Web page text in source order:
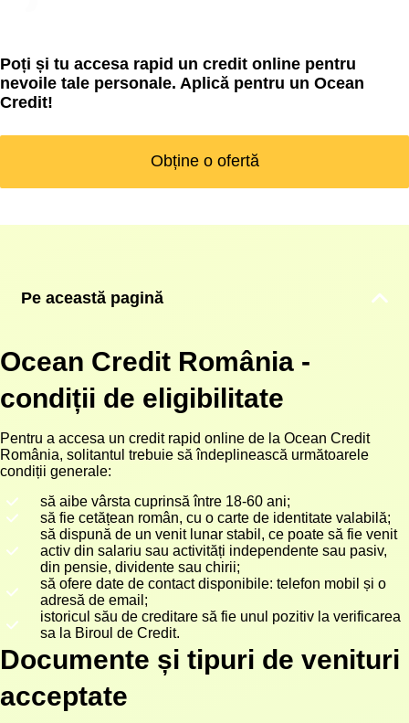
Poți și tu accesa rapid un credit online pentru
nevoile tale personale. Aplică pentru un Ocean
Credit!
Obține o ofertă
Pe această pagină
Ocean Credit România -
condiții de eligibilitate
Pentru a accesa un credit rapid online de la Ocean Credit
România, solitantul trebuie să îndeplinească următoarele
condiții generale:
să aibe vârsta cuprinsă între 18-60 ani;
să fie cetățean român, cu o carte de identitate valabilă;
să dispună de un venit lunar stabil, ce poate să fie venit
activ din salariu sau activități independente sau pasiv,
din pensie, dividente sau chirii;
să ofere date de contact disponibile: telefon mobil și o
adresă de email;
istoricul său de creditare să fie unul pozitiv la verificarea
sa la Biroul de Credit.
Documente și tipuri de venituri
acceptate